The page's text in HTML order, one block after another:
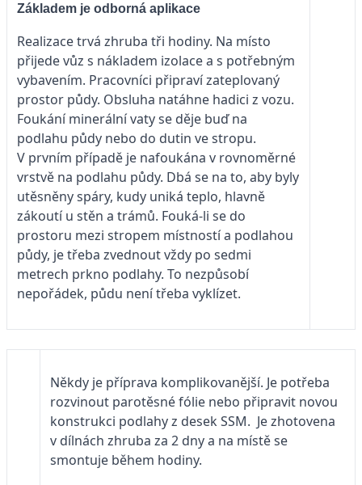
Základem je odborná aplikace
Realizace trvá zhruba tři hodiny. Na místo
přijede vůz s nákladem izolace a s potřebným
vybavením. Pracovníci připraví zateplovaný
prostor půdy. Obsluha natáhne hadici z vozu.
Foukání minerální vaty se děje buď na
podlahu půdy nebo do dutin ve stropu.
V prvním případě je nafoukána v rovnoměrné
vrstvě na podlahu půdy. Dbá se na to, aby byly
utěsněny spáry, kudy uniká teplo, hlavně
zákoutí u stěn a trámů. Fouká-li se do
prostoru mezi stropem místností a podlahou
půdy, je třeba zvednout vždy po sedmi
metrech prkno podlahy. To nezpůsobí
nepořádek, půdu není třeba vyklízet.
Někdy je příprava komplikovanější. Je potřeba
rozvinout parotěsné fólie nebo připravit novou
konstrukci podlahy z desek SSM. Je zhotovena
v dílnách zhruba za 2 dny a na místě se
smontuje během hodiny.